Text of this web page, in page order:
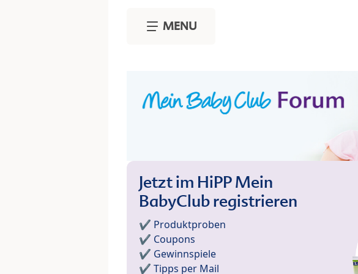
MENU
Jetzt im HiPP Mein
BabyClub registrieren
✔️ Produktproben
✔️ Coupons
✔️ Gewinnspiele
✔️ Tipps per Mail